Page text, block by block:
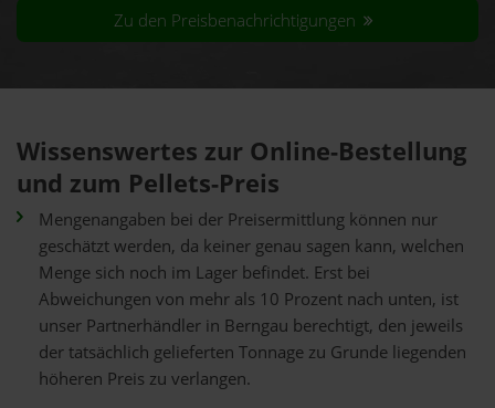
Zu den Preisbenachrichtigungen
Wissenswertes zur Online-Bestellung
und zum Pellets-Preis
Mengenangaben bei der Preisermittlung können nur
geschätzt werden, da keiner genau sagen kann, welchen
Menge sich noch im Lager befindet. Erst bei
Abweichungen von mehr als 10 Prozent nach unten, ist
unser Partnerhändler in Berngau berechtigt, den jeweils
der tatsächlich gelieferten Tonnage zu Grunde liegenden
höheren Preis zu verlangen.